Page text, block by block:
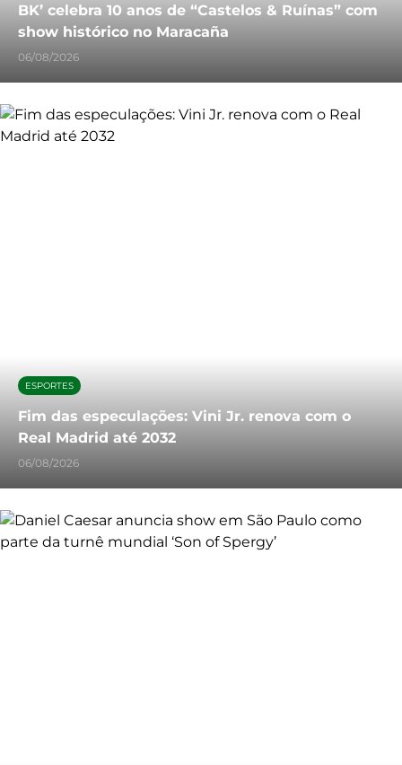
BK’ celebra 10 anos de “Castelos & Ruínas” com
show histórico no Maracaña
06/08/2026
ESPORTES
Fim das especulações: Vini Jr. renova com o
Real Madrid até 2032
06/08/2026